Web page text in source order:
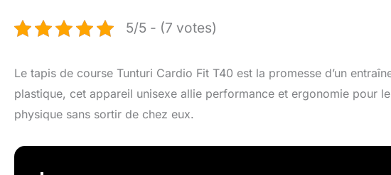
5/5 - (7 votes)
Le tapis de course Tunturi Cardio Fit T40 est la promesse d’un
plastique, cet appareil unisexe allie performance et ergonomie pour
physique sans sortir de chez eux.